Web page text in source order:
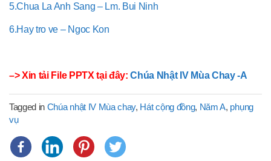
5.Chua La Anh Sang – Lm. Bui Ninh
6.Hay tro ve – Ngoc Kon
–> Xin tải File PPTX tại đây:Chúa Nhật IV Mùa Chay -A
Tagged in Chúa nhật IV Mùa chay, Hát cộng đồng, Năm A, phụng
vụ